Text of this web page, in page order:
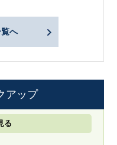
へ
アップ
る